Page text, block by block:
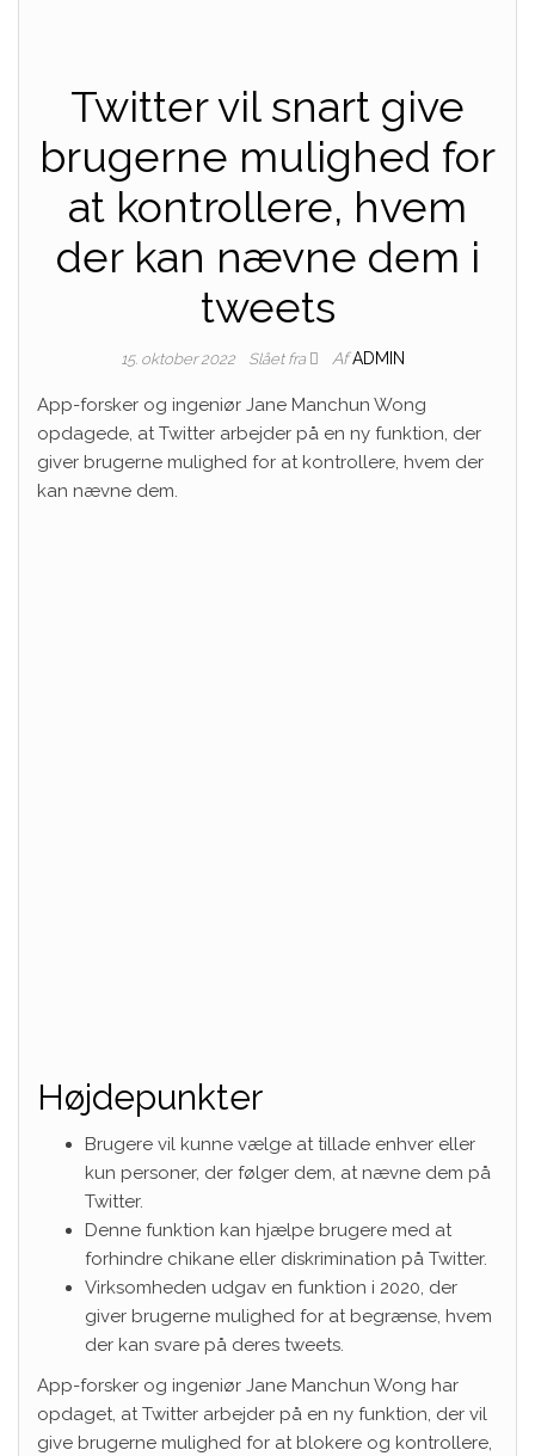
Twitter vil snart give
brugerne mulighed for
at kontrollere, hvem
der kan nævne dem i
tweets
15. oktober 2022 Slået fra Af ADMIN
App-forsker og ingeniør Jane Manchun Wong
opdagede, at Twitter arbejder på en ny funktion, der
giver brugerne mulighed for at kontrollere, hvem der
kan nævne dem.
Højdepunkter
Brugere vil kunne vælge at tillade enhver eller
kun personer, der følger dem, at nævne dem på
Twitter.
Denne funktion kan hjælpe brugere med at
forhindre chikane eller diskrimination på Twitter.
Virksomheden udgav en funktion i 2020, der
giver brugerne mulighed for at begrænse, hvem
der kan svare på deres tweets.
App-forsker og ingeniør Jane Manchun Wong har
opdaget, at Twitter arbejder på en ny funktion, der vil
give brugerne mulighed for at blokere og kontrollere,